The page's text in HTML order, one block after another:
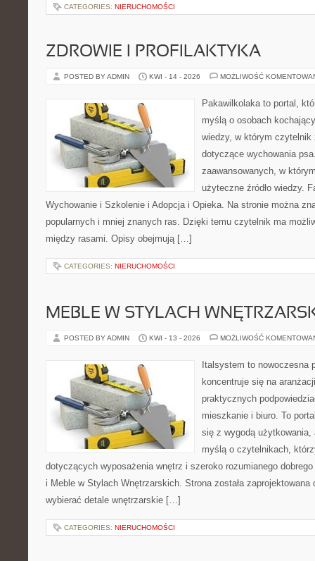
CATEGORIES: NIERUCHOMOŚCI
ZDROWIE I PROFILAKTYKA
POSTED BY ADMIN KWI - 14 - 2026 MOŻLIWOŚĆ
Pakawilkolaka to portal,
myślą o osobach
wiedzy, w którym czytelnik
dotyczące wychowania
zaawansowanych, w
użyteczne źródło wiedzy.
Wychowanie i Szkolenie i Adopcja i Opieka. Na stronie można
popularnych i mniej znanych ras. Dzięki temu czytelnik ma
między rasami. Opisy obejmują […]
CATEGORIES: NIERUCHOMOŚCI
MEBLE W STYLACH
POSTED BY ADMIN KWI - 13 - 2026 MOŻLIWOŚĆ
Italsystem to nowoczesna
koncentruje się na
praktycznych
mieszkanie i biuro. To
się z wygodą
myślą o czytelnikach,
dotyczących wyposażenia wnętrz i szeroko rozumianego
i Meble w Stylach Wnętrzarskich. Strona została
wybierać detale wnętrzarskie […]
CATEGORIES: NIERUCHOMOŚCI